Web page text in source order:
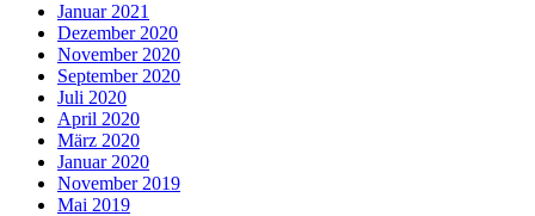
Januar 2021
Dezember 2020
November 2020
September 2020
Juli 2020
April 2020
März 2020
Januar 2020
November 2019
Mai 2019